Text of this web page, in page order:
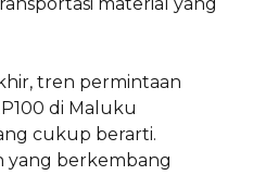
tren permintaan
di Maluku
cukup berarti.
yang berkembang